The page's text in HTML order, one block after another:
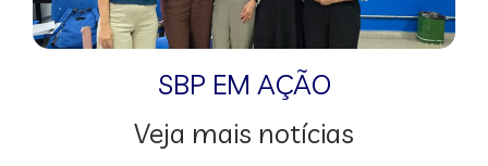
SBP EM AÇÃO
Veja mais notícias